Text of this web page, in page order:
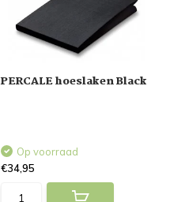
PERCALE hoeslaken Black
Op voorraad
€34,95